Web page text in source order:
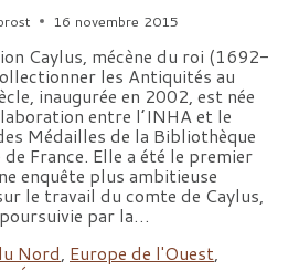
16 novembre 2015
Caylus, mécène du roi (1692-
les Antiquités au
inaugurée en 2002, est née
entre l’INHA et le
Médailles de la Bibliothèque
France. Elle a été le premier
enquête plus ambitieuse
le travail du comte de Caylus,
par la…
Nord, Europe de l'Ouest,